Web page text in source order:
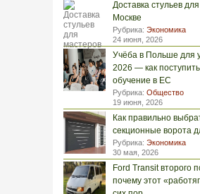
Доставка стульев
Москве
Рубрика: Экономика
24 июня, 2026
Учёба в Польше для
2026 — как
обучение в ЕС
Рубрика: Общество
19 июня, 2026
Как правильно
секционные ворота
Рубрика: Экономика
30 мая, 2026
Ford Transit второго
почему этот